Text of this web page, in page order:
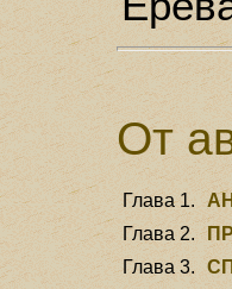
От
Глава 1.
Глава 2.
Глава 3.